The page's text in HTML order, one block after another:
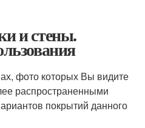
и стены.
фото которых Вы видите
распространенными
покрытий данного